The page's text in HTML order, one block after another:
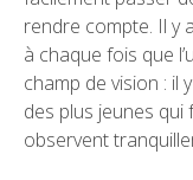
rendre compte. Il y
à chaque fois que
champ de vision : il
des plus jeunes
observent